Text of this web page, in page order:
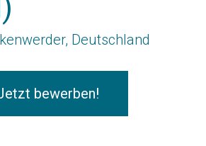
, Deutschland
bewerben!